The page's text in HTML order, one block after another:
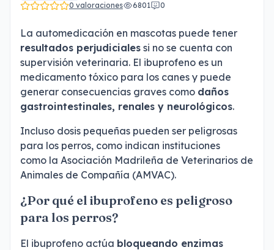
0 valoraciones 6801 0
La automedicación en mascotas puede tener
resultados perjudiciales si no se cuenta con
supervisión veterinaria. El ibuprofeno es un
medicamento tóxico para los canes y puede
generar consecuencias graves como daños
gastrointestinales, renales y neurológicos.
Incluso dosis pequeñas pueden ser peligrosas
para los perros, como indican instituciones
como la Asociación Madrileña de Veterinarios de
Animales de Compañía (AMVAC).
¿Por qué el ibuprofeno es peligroso
para los perros?
El ibuprofeno actúa bloqueando enzimas